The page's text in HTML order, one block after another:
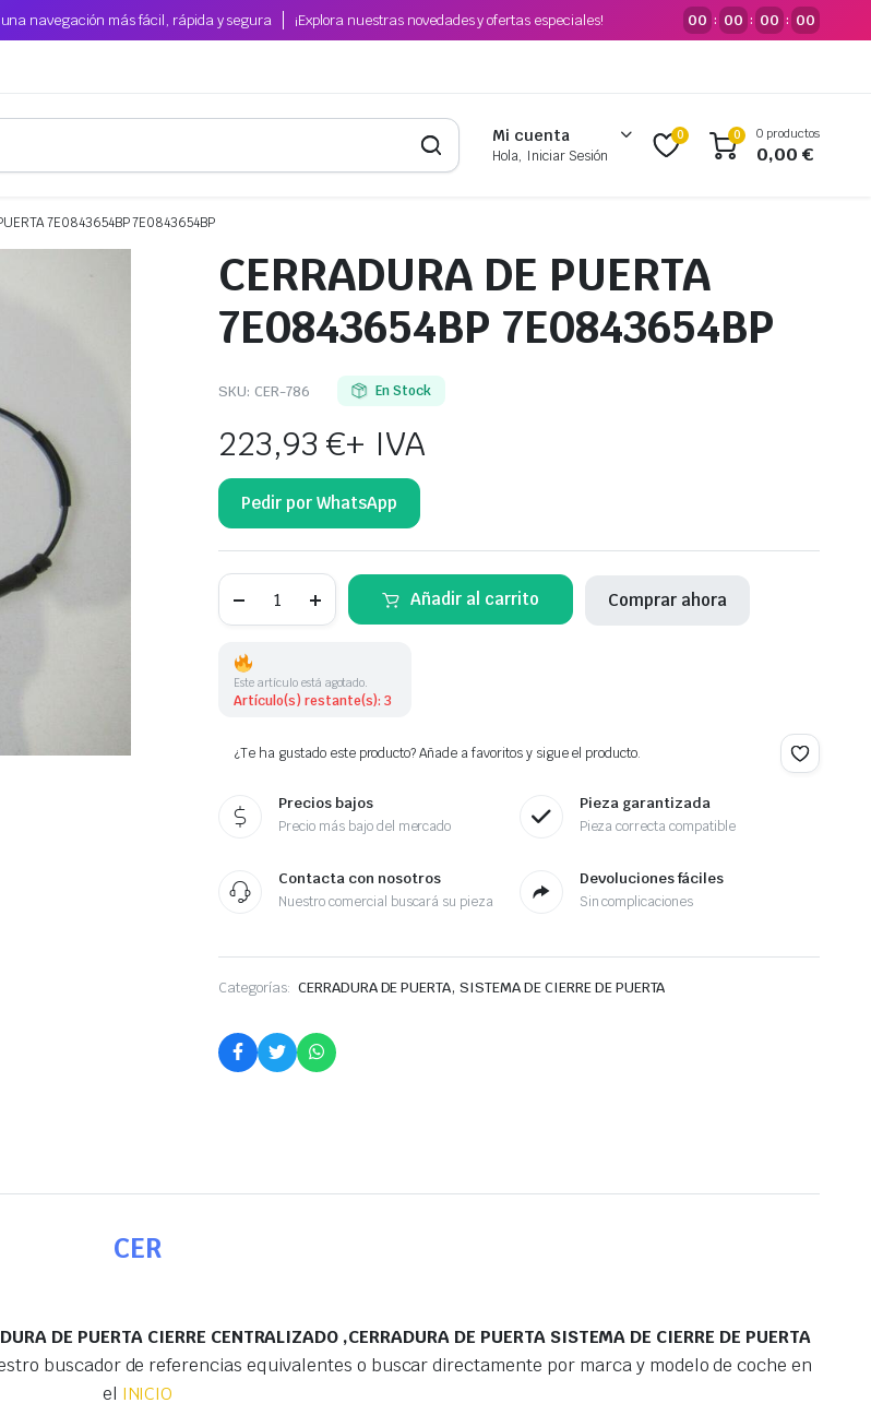
navegación más fácil, rápida y segura ¡Explora nuestras novedades y ofertas especiales! 00 : 00 : 00 : 00
Mi cuenta
Hola, Iniciar Sesión
0 0 0 productos
0,00€
7E0843654BP 7E0843654BP
CERRADURA DE PUERTA
7E0843654BP 7E0843654BP
SKU: CER-786 En Stock
223,93€+ IVA
Pedir por WhatsApp
CERRADURA
cantidad
Añadir al carrito Comprar ahora
Este artículo está agotado.
Artículo(s) restante(s): 3
¿Te ha gustado este producto? Añade a favoritos y sigue el producto.
Precios bajos
Precio más bajo del mercado
Pieza garantizada
Pieza correcta compatible
Contacta con nosotros
Nuestro comercial buscará su pieza
Devoluciones fáciles
Sin complicaciones
Categorías: CERRADURA DE PUERTA, SISTEMA DE CIERRE DE PUERTA
CER
DE PUERTA CIERRE CENTRALIZADO ,CERRADURA DE PUERTA SISTEMA DE CIERRE DE PUERTA
buscador de referencias equivalentes o buscar directamente por marca y modelo de coche en
el INICIO